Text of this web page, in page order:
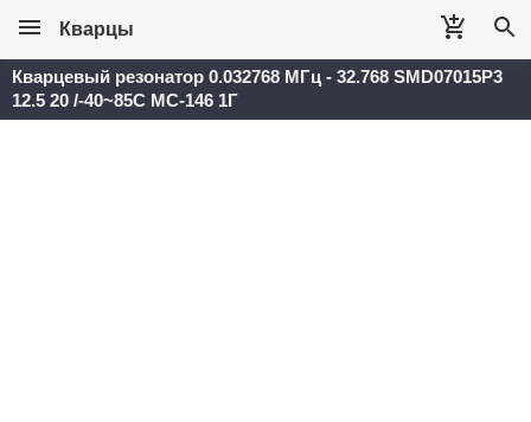
Кварцы
Кварцевый резонатор 0.032768 МГц - 32.768 SMD07015P3
12.5 20 /-40~85C MC-146 1Г